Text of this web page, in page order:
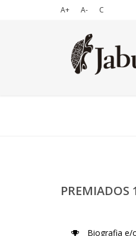
A+ A- C
PREMIADOS
Biografia e/